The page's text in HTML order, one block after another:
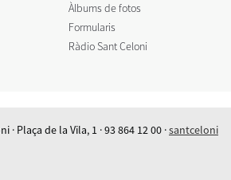
Àlbums de fotos
Formularis
Ràdio Sant Celoni
Plaça de la Vila, 1 · 93 864 12 00 ·santceloni